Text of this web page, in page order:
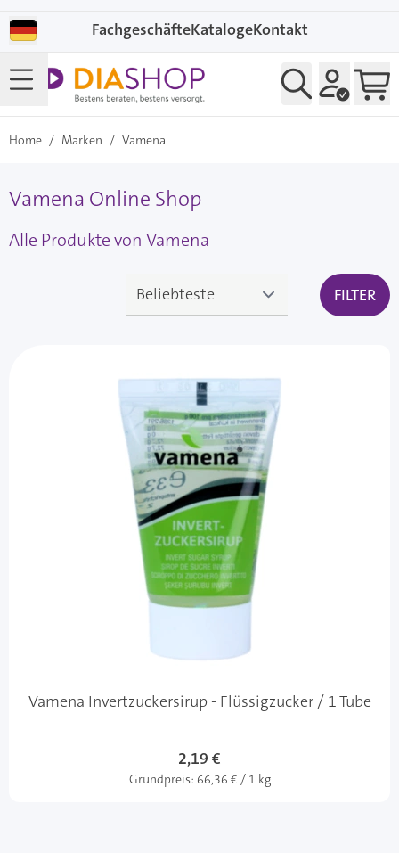
FachgeschäfteKatalogeKontakt
Home / Marken / Vamena
Vamena Online Shop
Alle Produkte von Vamena
FILTER
Vamena Invertzuckersirup - Flüssigzucker / 1 Tube
2,19 €
Grundpreis: 66,36 € / 1 kg